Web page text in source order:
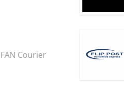
FAN Courier